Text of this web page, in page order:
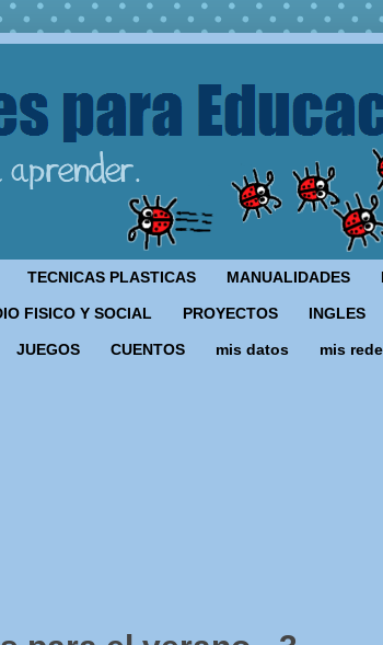
TECNICAS PLASTICAS MANUALIDADES
FISICO Y SOCIAL PROYECTOS INGLES
JUEGOS CUENTOS mis datos mis